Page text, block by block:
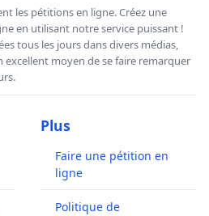
les pétitions en ligne. Créez une
en utilisant notre service puissant !
tous les jours dans divers médias,
moyen de se faire remarquer
Plus
Faire une pétition en
ligne
Politique de